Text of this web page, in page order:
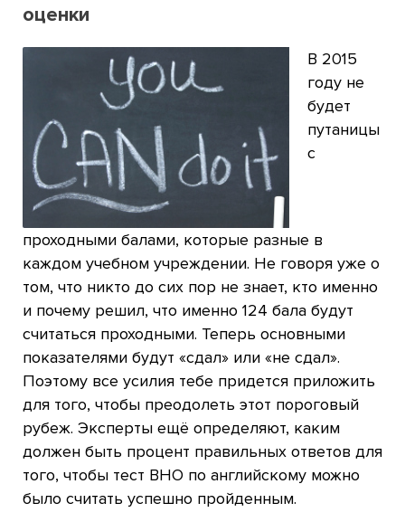
оценки
В 2015
году не
будет
путаницы
с
проходными балами, которые разные в
каждом учебном учреждении. Не говоря уже о
том, что никто до сих пор не знает, кто именно
и почему решил, что именно 124 бала будут
считаться проходными. Теперь основными
показателями будут «сдал» или «не сдал».
Поэтому все усилия тебе придется приложить
для того, чтобы преодолеть этот пороговый
рубеж. Эксперты ещё определяют, каким
должен быть процент правильных ответов для
того, чтобы тест ВНО по английскому можно
было считать успешно пройденным.